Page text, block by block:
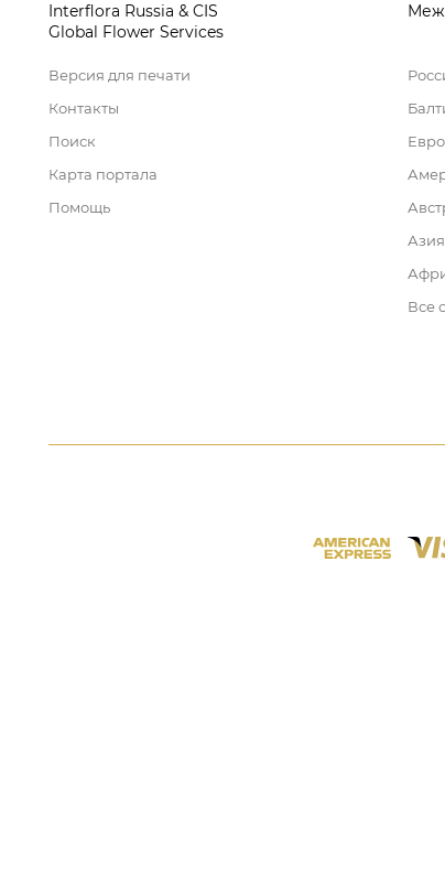
Interflora Russia & CIS
Global Flower Services
Версия для печати
Контакты
Поиск
Карта портала
Помощь
Азия
Все